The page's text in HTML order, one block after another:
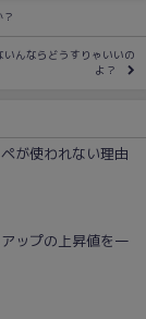
いんならどうすりゃいいの
よ？
が使われない理由
ップの上昇値を一